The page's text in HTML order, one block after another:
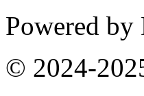
Powered
© 2024-